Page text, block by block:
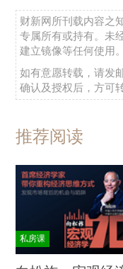
财新网所刊载内容之
专属所有或持有。未
建立镜像等任何使用。
如有意愿转载，请发
确认及授权后，方可转
推荐阅读
私房课